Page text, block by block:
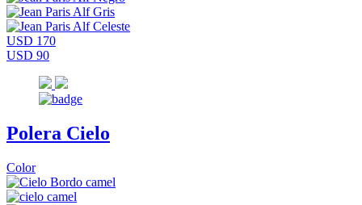
USD 170
USD 90
Polera Cielo
Color